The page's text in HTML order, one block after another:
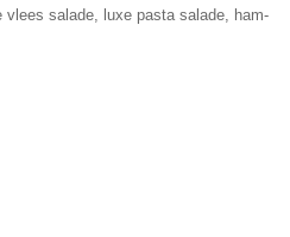
vlees salade, luxe pasta salade, ham-